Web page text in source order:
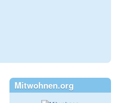
Mitwohnen.org